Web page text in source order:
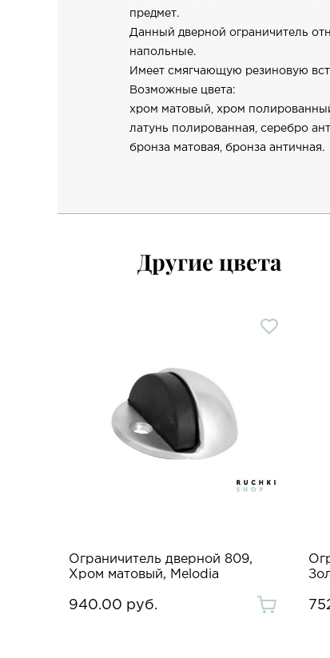
предмет.
Данный дверной ограничитель
напольные.
Имеет смягчающую резиновую
Возможные цвета:
хром матовый, хром
латунь полированная, серебро
бронза матовая, бронза античная.
Другие цвета
Ограничитель дверной 809,
Хром матовый, Melodia
940.00 руб.